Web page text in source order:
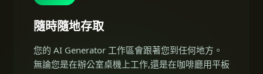
隨時隨地存取
您的 AI Generator 工作區會跟著您到任何地方。
無論您是在辦公室桌機上工作,還是在咖啡廳用平板